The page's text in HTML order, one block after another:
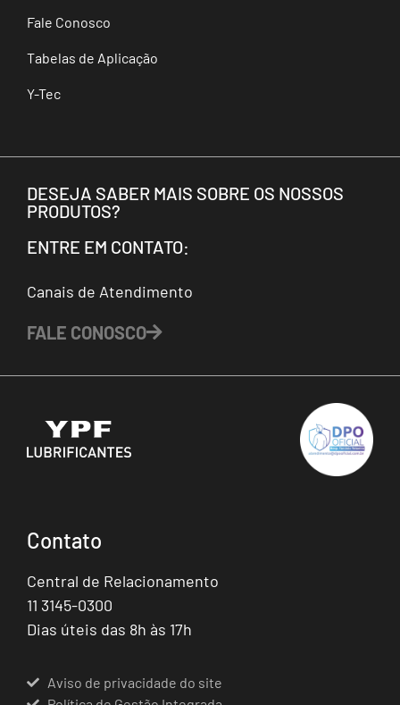
Fale Conosco
Tabelas de Aplicação
Y-Tec
DESEJA SABER MAIS SOBRE OS NOSSOS
PRODUTOS?
ENTRE EM CONTATO:
Canais de Atendimento
FALE CONOSCO
Contato
Central de Relacionamento
11 3145-0300
Dias úteis das 8h às 17h
Aviso de privacidade do site